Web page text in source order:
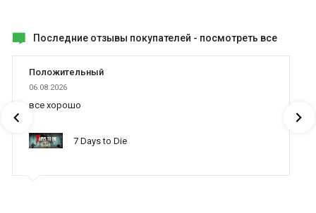
Последние отзывы покупателей - посмотреть все
Положительный
06.08.2026
все хорошо
7 Days to Die